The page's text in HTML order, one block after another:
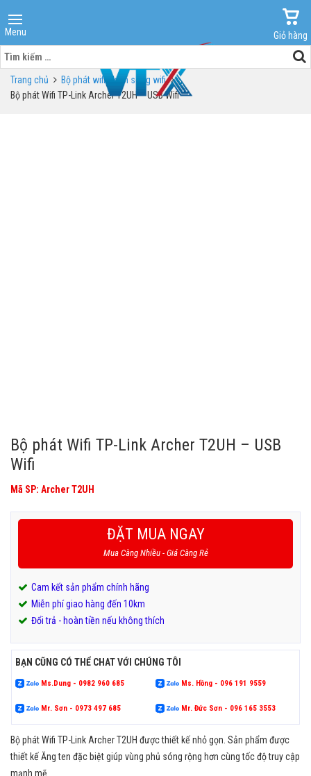
Menu
Giỏ hàng
Tìm
kiếm
cho:Trang chủ
Bộ phát wifi - kích sóng wifi
Bộ phát Wifi TP-Link Archer T2UH – USB Wifi
Bộ phát Wifi TP-Link Archer T2UH – USB
Wifi
Mã SP: Archer T2UH
ĐẶT MUA NGAY
Mua Càng Nhiều - Giá Càng Rẻ
Cam kết sản phẩm chính hãng
Miễn phí giao hàng đến 10km
Đổi trả - hoàn tiền nếu không thích
BẠN CŨNG CÓ THỂ CHAT VỚI CHÚNG TÔI
Ms.Dung - 0982 960 685 Ms. Hồng - 096 191 9559
Mr. Sơn - 0973 497 685 Mr. Đức Sơn - 096 165 3553
Bộ phát Wifi TP-Link Archer T2UH được thiết kế nhỏ gọn. Sản phẩm được
thiết kế Ăng ten đặc biệt giúp vùng phủ sóng rộng hơn cùng tốc độ truy cập
mạnh mẽ